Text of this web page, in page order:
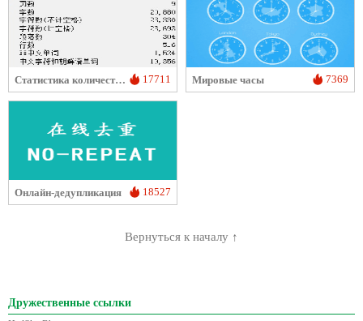
Статистика количества слов в тексте 17711 Мировые часы 7369
Онлайн-дедупликация 18527
Вернуться к началу ↑
Дружественные ссылки